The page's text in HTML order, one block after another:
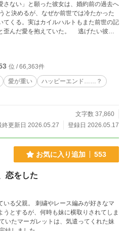
さない」と願った彼女は、婚約前の過去へ
決めるが、なぜか前世では冷たかった
てくる。実はカイルハルトもまた前世の記
歪んだ愛を抱えていた。 逃げたい彼女
った愛が、やり直しの人生で少しずつ形
位 / 66,363件
愛が重い
ハッピーエンド……？
文字数 37,860
終更新日 2026.05.27
登録日 2026.05.17
お気に入り追加 553
恋をした
ス編みが好きなマ
とするが、何時も妹に横取りされてしま
いたマーガレットは、気遣ってくれた妹